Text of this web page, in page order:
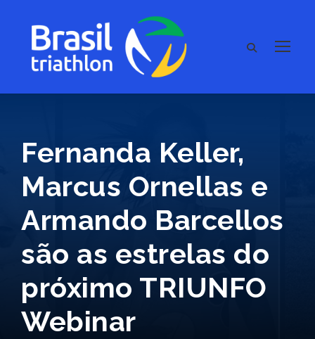
Fernanda Keller,
Marcus Ornellas e
Armando Barcellos
são as estrelas do
próximo TRIUNFO
Webinar